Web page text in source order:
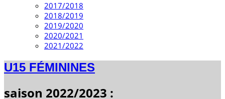
2017/2018
2018/2019
2019/2020
2020/2021
2021/2022
U15 FÉMININES
saison 2022/2023 :